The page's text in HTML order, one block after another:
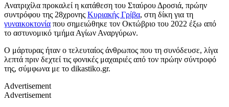
Ανατριχίλα προκαλεί η κατάθεση του Σταύρου Δροσιά, πρώην
συντρόφου της 28χρονης Κυριακής Γρίβα, στη δίκη για τη
γυναικοκτονία που σημειώθηκε τον Οκτώβριο του 2022 έξω από
το αστυνομικό τμήμα Αγίων Αναργύρων.
Ο μάρτυρας ήταν ο τελευταίος άνθρωπος που τη συνόδευσε, λίγα
λεπτά πριν δεχτεί τις φονικές μαχαιριές από τον πρώην σύντροφό
της, σύμφωνα με το dikastiko.gr.
Advertisement
Advertisement